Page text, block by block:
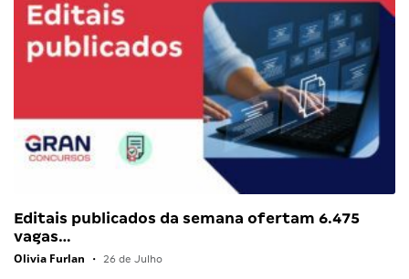
Editais publicados da semana ofertam 6.475
vagas…
Olivia Furlan • 26 de Julho